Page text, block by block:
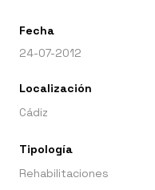
Fecha
24-07-2012
Localización
Cádiz
Tipología
Rehabilitaciones